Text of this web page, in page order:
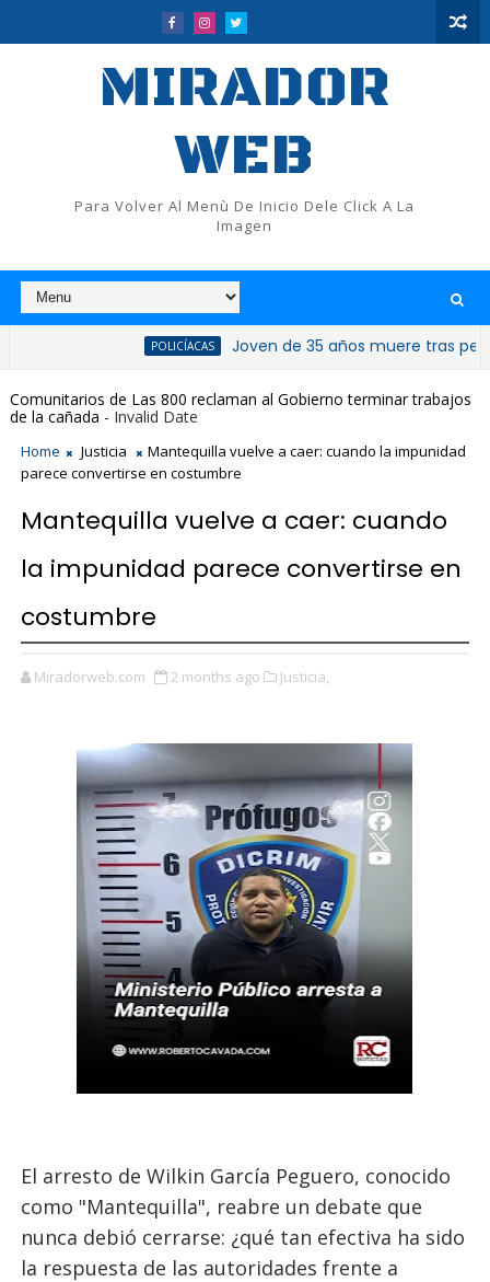
MIRADOR
WEB
Para Volver Al Menù De Inicio Dele Click A La
Imagen
Joven de 35 años muere tras perder el
Comunitarios de Las 800 reclaman al Gobierno terminar trabajos
de la cañada - Invalid Date
Home Justicia
Mantequilla vuelve a caer: cuando la impunidad
parece convertirse en costumbre
Mantequilla vuelve a caer: cuando
la impunidad parece convertirse en
costumbre
Miradorweb.com 2 months ago Justicia,
El arresto de Wilkin García Peguero, conocido
como "Mantequilla", reabre un debate que
nunca debió cerrarse: ¿qué tan efectiva ha sido
la respuesta de las autoridades frente a